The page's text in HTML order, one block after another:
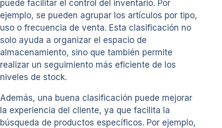
puede facilitar el control del inventario. Por
ejemplo, se pueden agrupar los artículos por tipo,
uso o frecuencia de venta. Esta clasificación no
solo ayuda a organizar el espacio de
almacenamiento, sino que también permite
realizar un seguimiento más eficiente de los
niveles de stock.
Además, una buena clasificación puede mejorar
la experiencia del cliente, ya que facilita la
búsqueda de productos específicos. Por ejemplo,